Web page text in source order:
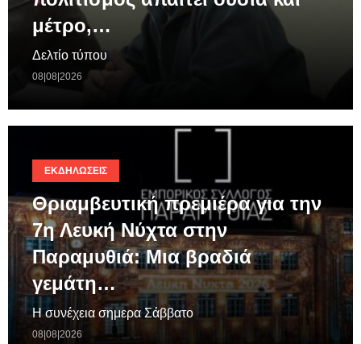
μέτρο,…
Δελτίο τύπου
08|08|2026
ΕΚΔΗΛΏΣΕΙΣ
Θριαμβευτική πρεμιέρα για την
7η Λευκή Νύχτα στην
Παραμυθιά: Μια βραδιά
γεμάτη…
Η συνέχεια σημερα Σάββατο
08|08|2026